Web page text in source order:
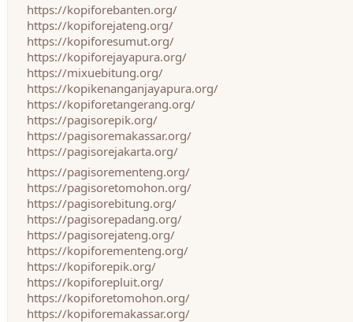
https://kopiforebanten.org/
https://kopiforejateng.org/
https://kopiforesumut.org/
https://kopiforejayapura.org/
https://mixuebitung.org/
https://kopikenanganjayapura.org/
https://kopiforetangerang.org/
https://pagisorepik.org/
https://pagisoremakassar.org/
https://pagisorejakarta.org/
https://pagisorementeng.org/
https://pagisoretomohon.org/
https://pagisorebitung.org/
https://pagisorepadang.org/
https://pagisorejateng.org/
https://kopiforementeng.org/
https://kopiforepik.org/
https://kopiforepluit.org/
https://kopiforetomohon.org/
https://kopiforemakassar.org/